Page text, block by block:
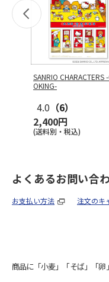
SANRIO CHARACTERS
OKING-
4.0 （6）
2,400円
(送料別・税込)
よくあるお問い合
お支払い方法 注文のキ
商品に「小麦」「そば」「卵